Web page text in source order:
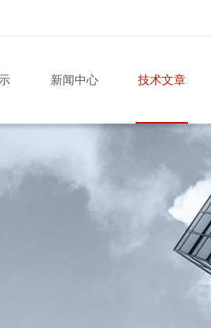
新闻中心 技术文章